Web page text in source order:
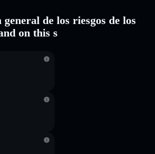
de los riesgos de los
on this s